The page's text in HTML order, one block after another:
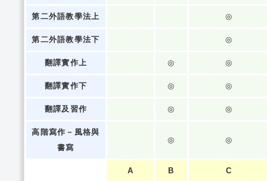
第二外語教學法上 ◎
第二外語教學法下 ◎
翻譯實作上 ◎ ◎
翻譯實作下 ◎ ◎
翻譯及習作 ◎ ◎
高階寫作－風格與
書寫
◎ ◎
A
B
C